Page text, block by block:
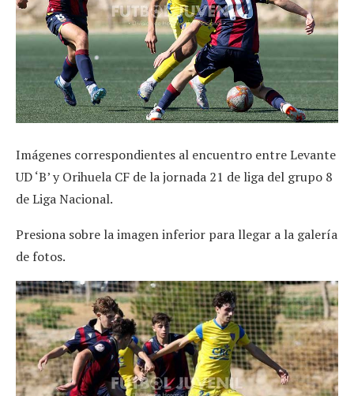
Imágenes correspondientes al encuentro entre Levante
UD ‘B’ y Orihuela CF de la jornada 21 de liga del grupo 8
de Liga Nacional.
Presiona sobre la imagen inferior para llegar a la galería
de fotos.